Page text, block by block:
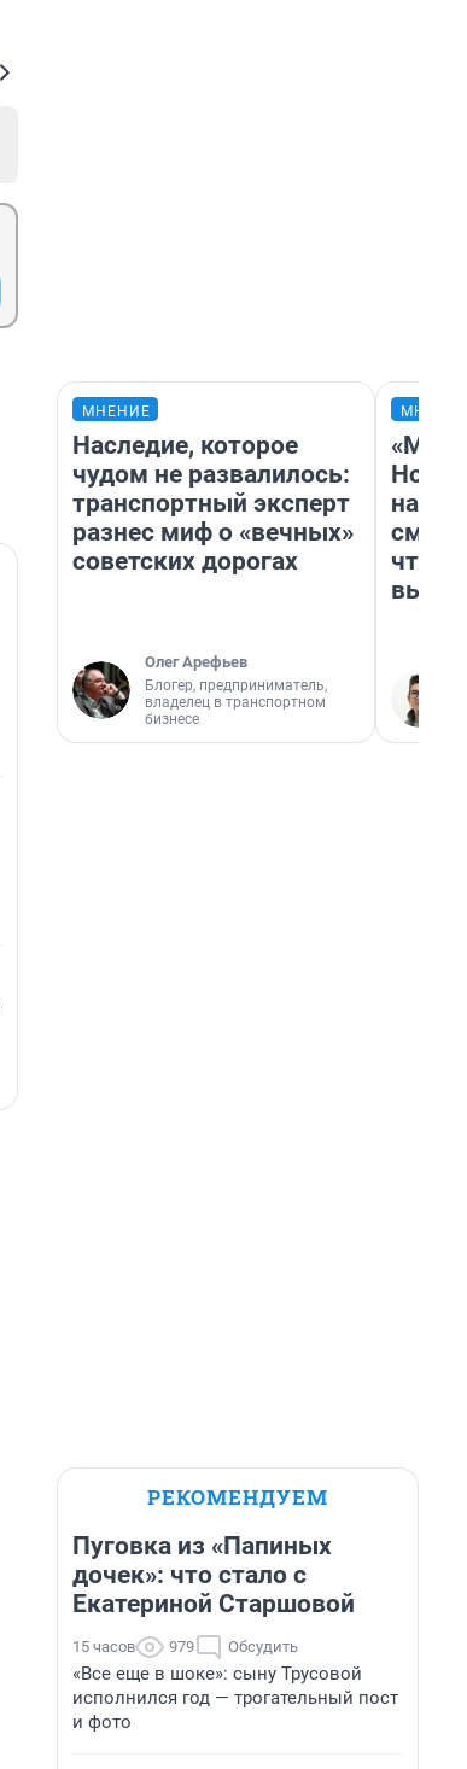
МНЕНИЕ
Наследие, которое
чудом не развалилось:
транспортный эксперт
разнес миф о «вечных»
советских дорогах
Олег Арефьев
Блогер, предприниматель,
владелец в транспортном
бизнесе
«Мы
РЕКОМЕНДУЕМ
Пуговка из «Папиных
дочек»: что стало с
Екатериной Старшовой
15 часов 979 Обсудить
«Все еще в шоке»: сыну Трусовой
исполнился год — трогательный пост
и фото